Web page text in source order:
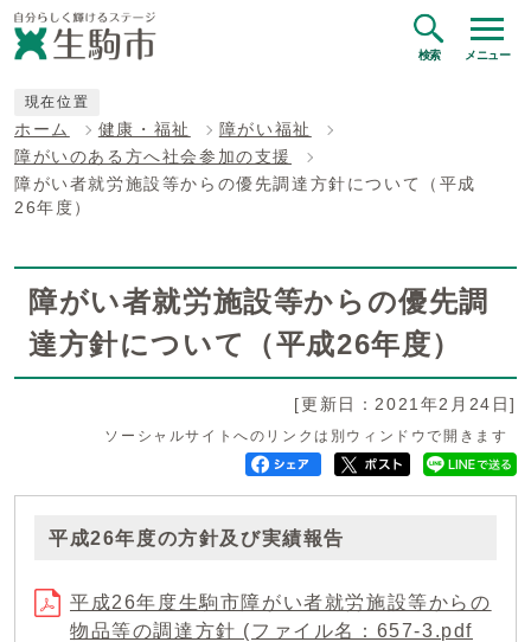
検索 メニュー
現在位置
ホーム 健康・福祉
障がい福祉
障がいのある方へ社会参加の支援
障がい者就労施設等からの優先調達方針について（平成
26年度）
障がい者就労施設等からの優先調
達方針について（平成26年度）
[更新日：2021年2月24日]
ソーシャルサイトへのリンクは別ウィンドウで開きます
平成26年度の方針及び実績報告
平成26年度生駒市障がい者就労施設等からの
物品等の調達方針 (ファイル名：657-3.pdf